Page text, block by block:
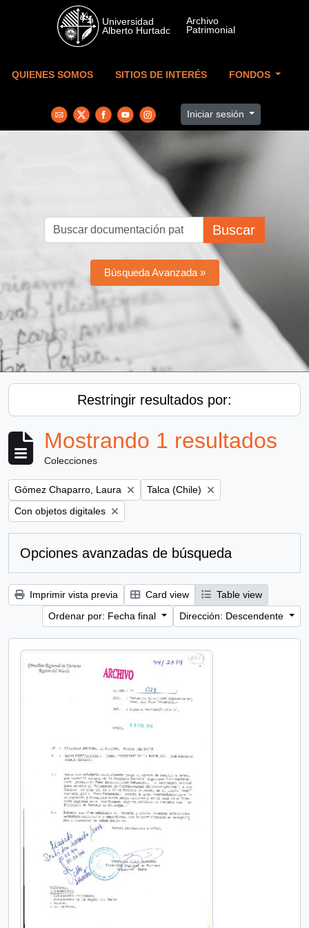
Skip to main content
QUIENES SOMOS SITIOS DE INTERÉS FONDOS
Iniciar sesión
Buscar
Búsqueda Avanzada »
Restringir resultados por:
Mostrando 1 resultados
Colecciones
Remove filter:
Gómez Chaparro, Laura Remove filter:
Talca (Chile)
Remove filter:
Con objetos digitales
Opciones avanzadas de búsqueda
Imprimir vista previa Card view
Table view
Ordenar por: Fecha final
Dirección: Descendente